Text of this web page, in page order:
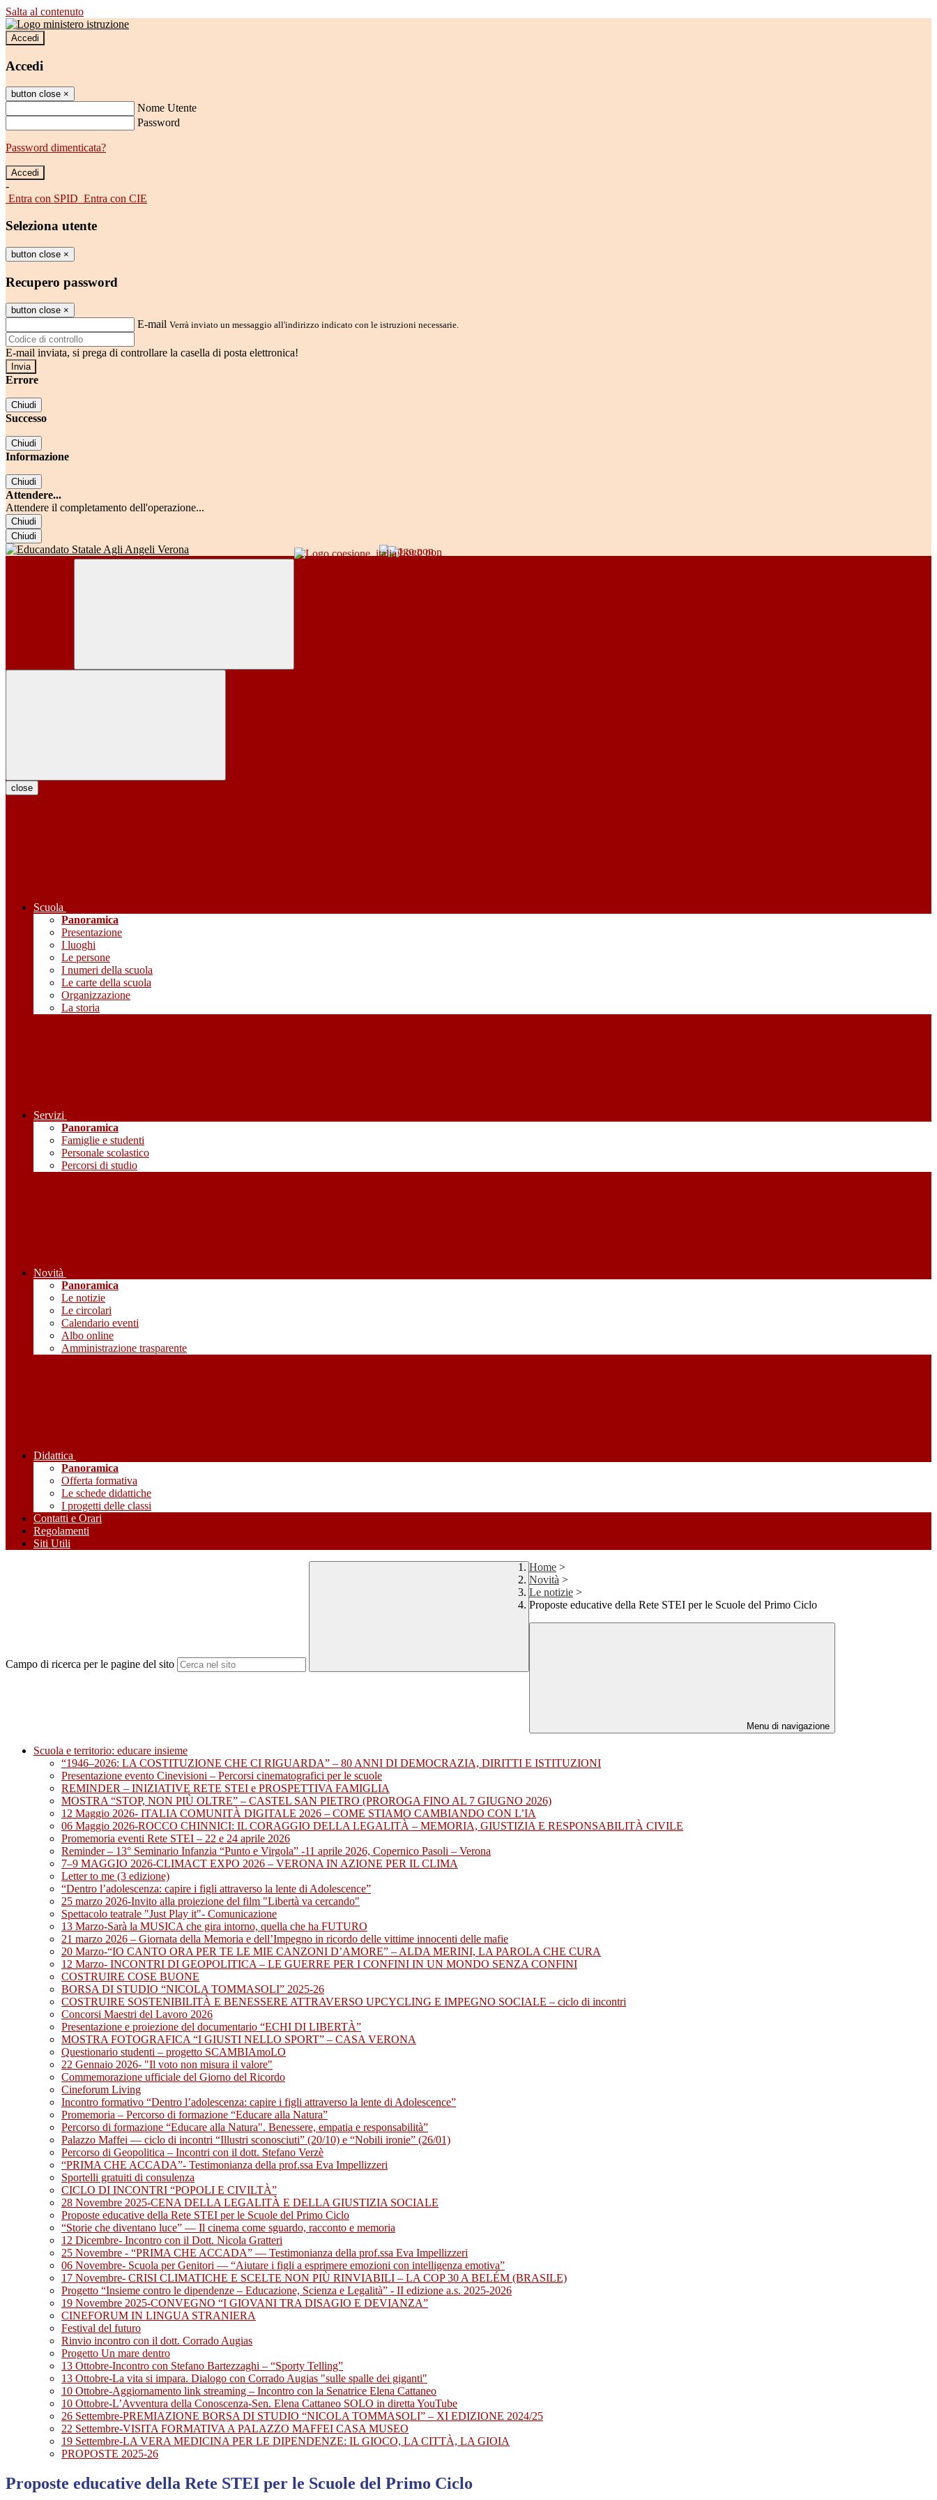
Salta al contenuto
Accedi
Accedi
button close ×
Nome Utente
Password
Password dimenticata?
-
Entra con SPID Entra con CIE
Seleziona utente
button close ×
Recupero password
button close ×
E-mail Verrà inviato un messaggio all'indirizzo indicato con le istruzioni necessarie.
E-mail inviata, si prega di controllare la casella di posta elettronica!
Errore
Chiudi
Successo
Chiudi
Informazione
Chiudi
Attendere...
Attendere il completamento dell'operazione...
Chiudi
Chiudi
close
Scuola
Panoramica
Presentazione
I luoghi
Le persone
I numeri della scuola
Le carte della scuola
Organizzazione
La storia
Servizi
Panoramica
Famiglie e studenti
Personale scolastico
Percorsi di studio
Novità
Panoramica
Le notizie
Le circolari
Calendario eventi
Albo online
Amministrazione trasparente
Didattica
Panoramica
Offerta formativa
Le schede didattiche
I progetti delle classi
Contatti e Orari
Regolamenti
Siti Utili
Campo di ricerca per le pagine del sito
Home >
Novità >
Le notizie >
Proposte educative della Rete STEI per le Scuole del Primo Ciclo
Menu di navigazione
Scuola e territorio: educare insieme
“1946–2026: LA COSTITUZIONE CHE CI RIGUARDA” – 80 ANNI DI DEMOCRAZIA, DIRITTI E ISTITUZIONI
Presentazione evento Cinevisioni – Percorsi cinematografici per le scuole
REMINDER – INIZIATIVE RETE STEI e PROSPETTIVA FAMIGLIA
MOSTRA “STOP, NON PIÙ OLTRE” – CASTEL SAN PIETRO (PROROGA FINO AL 7 GIUGNO 2026)
12 Maggio 2026- ITALIA COMUNITÀ DIGITALE 2026 – COME STIAMO CAMBIANDO CON L’IA
06 Maggio 2026-ROCCO CHINNICI: IL CORAGGIO DELLA LEGALITÀ – MEMORIA, GIUSTIZIA E RESPONSABILITÀ CIVILE
Promemoria eventi Rete STEI – 22 e 24 aprile 2026
Reminder – 13° Seminario Infanzia “Punto e Virgola” -11 aprile 2026, Copernico Pasoli – Verona
7–9 MAGGIO 2026-CLIMACT EXPO 2026 – VERONA IN AZIONE PER IL CLIMA
Letter to me (3 edizione)
“Dentro l’adolescenza: capire i figli attraverso la lente di Adolescence”
25 marzo 2026-Invito alla proiezione del film "Libertà va cercando"
Spettacolo teatrale "Just Play it"- Comunicazione
13 Marzo-Sarà la MUSICA che gira intorno, quella che ha FUTURO
21 marzo 2026 – Giornata della Memoria e dell’Impegno in ricordo delle vittime innocenti delle mafie
20 Marzo-“IO CANTO ORA PER TE LE MIE CANZONI D’AMORE” – ALDA MERINI, LA PAROLA CHE CURA
12 Marzo- INCONTRI DI GEOPOLITICA – LE GUERRE PER I CONFINI IN UN MONDO SENZA CONFINI
COSTRUIRE COSE BUONE
BORSA DI STUDIO “NICOLA TOMMASOLI” 2025-26
COSTRUIRE SOSTENIBILITÀ E BENESSERE ATTRAVERSO UPCYCLING E IMPEGNO SOCIALE – ciclo di incontri
Concorsi Maestri del Lavoro 2026
Presentazione e proiezione del documentario “ECHI DI LIBERTÀ”
MOSTRA FOTOGRAFICA “I GIUSTI NELLO SPORT” – CASA VERONA
Questionario studenti – progetto SCAMBIAmoLO
22 Gennaio 2026- "Il voto non misura il valore"
Commemorazione ufficiale del Giorno del Ricordo
Cineforum Living
Incontro formativo “Dentro l’adolescenza: capire i figli attraverso la lente di Adolescence”
Promemoria – Percorso di formazione “Educare alla Natura”
Percorso di formazione “Educare alla Natura". Benessere, empatia e responsabilità”
Palazzo Maffei — ciclo di incontri “Illustri sconosciuti” (20/10) e “Nobili ironie” (26/01)
Percorso di Geopolitica – Incontri con il dott. Stefano Verzè
“PRIMA CHE ACCADA”- Testimonianza della prof.ssa Eva Impellizzeri
Sportelli gratuiti di consulenza
CICLO DI INCONTRI “POPOLI E CIVILTÀ”
28 Novembre 2025-CENA DELLA LEGALITÀ E DELLA GIUSTIZIA SOCIALE
Proposte educative della Rete STEI per le Scuole del Primo Ciclo
“Storie che diventano luce” — Il cinema come sguardo, racconto e memoria
12 Dicembre- Incontro con il Dott. Nicola Gratteri
25 Novembre - “PRIMA CHE ACCADA” — Testimonianza della prof.ssa Eva Impellizzeri
06 Novembre- Scuola per Genitori — “Aiutare i figli a esprimere emozioni con intelligenza emotiva”
17 Novembre- CRISI CLIMATICHE E SCELTE NON PIÙ RINVIABILI – LA COP 30 A BELÉM (BRASILE)
Progetto “Insieme contro le dipendenze – Educazione, Scienza e Legalità” - II edizione a.s. 2025-2026
19 Novembre 2025-CONVEGNO “I GIOVANI TRA DISAGIO E DEVIANZA”
CINEFORUM IN LINGUA STRANIERA
Festival del futuro
Rinvio incontro con il dott. Corrado Augias
Progetto Un mare dentro
13 Ottobre-Incontro con Stefano Bartezzaghi – “Sporty Telling”
13 Ottobre-La vita si impara. Dialogo con Corrado Augias "sulle spalle dei giganti"
10 Ottobre-Aggiornamento link streaming – Incontro con la Senatrice Elena Cattaneo
10 Ottobre-L’Avventura della Conoscenza-Sen. Elena Cattaneo SOLO in diretta YouTube
26 Settembre-PREMIAZIONE BORSA DI STUDIO “NICOLA TOMMASOLI” – XI EDIZIONE 2024/25
22 Settembre-VISITA FORMATIVA A PALAZZO MAFFEI CASA MUSEO
19 Settembre-LA VERA MEDICINA PER LE DIPENDENZE: IL GIOCO, LA CITTÀ, LA GIOIA
PROPOSTE 2025-26
Proposte educative della Rete STEI per le Scuole del Primo Ciclo